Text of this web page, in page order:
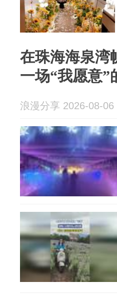
在珠海海泉湾
一场“我愿意”
浪漫分享 2026-08-06